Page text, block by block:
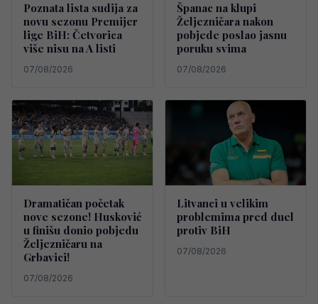
Poznata lista sudija za
novu sezonu Premijer
lige BiH: Četvorica
više nisu na A listi
07/08/2026
Španac na klupi
Željezničara nakon
pobjede poslao jasnu
poruku svima
07/08/2026
Dramatičan početak
nove sezone! Husković
u finišu donio pobjedu
Željezničaru na
Grbavici!
07/08/2026
Litvanci u velikim
problemima pred duel
protiv BiH
07/08/2026